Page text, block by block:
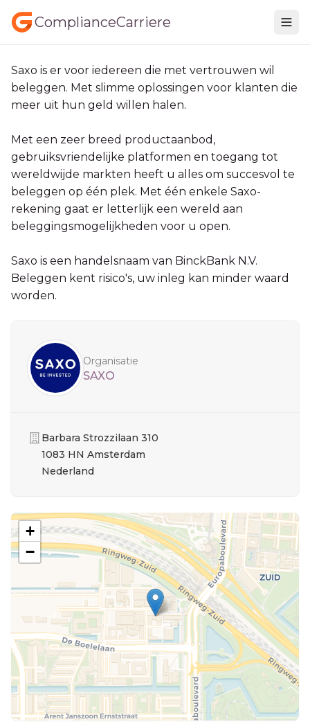
ComplianceCarriere
Saxo is er voor iedereen die met vertrouwen wil
beleggen. Met slimme oplossingen voor klanten die
meer uit hun geld willen halen.
Met een zeer breed productaanbod,
gebruiksvriendelijke platformen en toegang tot
wereldwijde markten heeft u alles om succesvol te
beleggen op één plek. Met één enkele Saxo-
rekening gaat er letterlijk een wereld aan
beleggingsmogelijkheden voor u open.
Saxo is een handelsnaam van BinckBank N.V.
Beleggen kent risico's, uw inleg kan minder waard
worden.
Organisatie
SAXO
Organisatie
Barbara Strozzilaan 310
1083 HN Amsterdam
Nederland
+
−